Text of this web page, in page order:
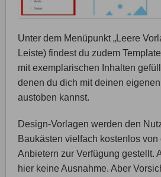
Unter dem Menüpunkt „Leere
Leiste) findest du zudem
mit exemplarischen Inhalten
denen du dich mit deinen
austoben kannst.
Design-Vorlagen werden den
Baukästen vielfach kostenlos
Anbietern zur Verfügung gestellt.
hier keine Ausnahme. Aber